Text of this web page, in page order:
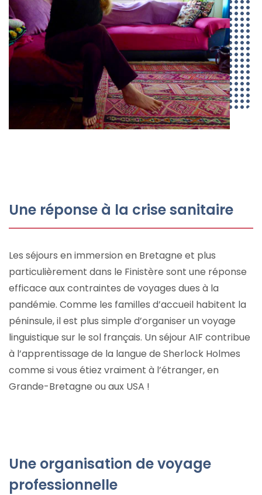
Une réponse à la crise sanitaire
Les séjours en immersion en Bretagne et plus
particulièrement dans le Finistère sont une réponse
efficace aux contraintes de voyages dues à la
pandémie. Comme les familles d’accueil habitent la
péninsule, il est plus simple d’organiser un voyage
linguistique sur le sol français. Un séjour AIF contribue
à l’apprentissage de la langue de Sherlock Holmes
comme si vous étiez vraiment à l’étranger, en
Grande-Bretagne ou aux USA !
Une organisation de voyage
professionnelle